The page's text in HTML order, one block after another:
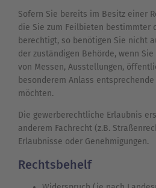
Sofern Sie bereits im Besitz einer
die Sie zum Feilbieten bestimmter
berechtigt, so benötigen Sie nicht
der zuständigen Behörde, wenn
von Messen, Ausstellungen,
besonderem Anlass
möchten.
Die gewerberechtliche Erlaubnis
anderem Fachrecht (z.B.
Erlaubnisse oder Genehmigungen.
Rechtsbehelf